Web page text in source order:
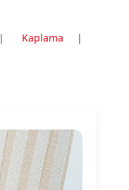
| Kaplama
|